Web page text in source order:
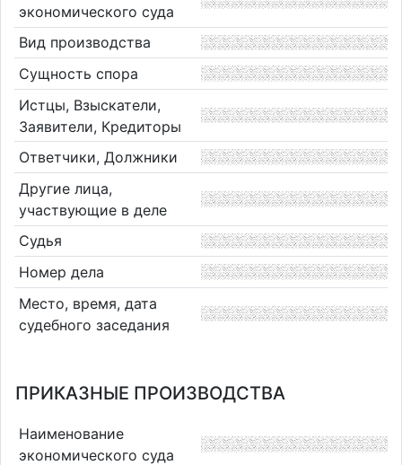
экономического суда
Вид производства
Сущность спора
Истцы, Взыскатели,
Заявители, Кредиторы
Ответчики, Должники
Другие лица,
участвующие в деле
Судья
Номер дела
Место, время, дата
судебного заседания
ПРИКАЗНЫЕ ПРОИЗВОДСТВА
Наименование
экономического суда